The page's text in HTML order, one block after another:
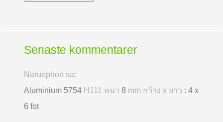
Senaste kommentarer
Naruephon sa:
Aluminium 5754 H111 หนา 8 mm กว้าง x ยาว : 4 x
6 fot